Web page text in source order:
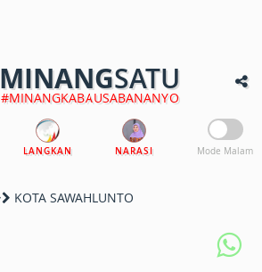
MINANGSATU
#MINANGKABAUSABANANYO
LANGKAN NARASI Mode Malam
KOTA SAWAHLUNTO